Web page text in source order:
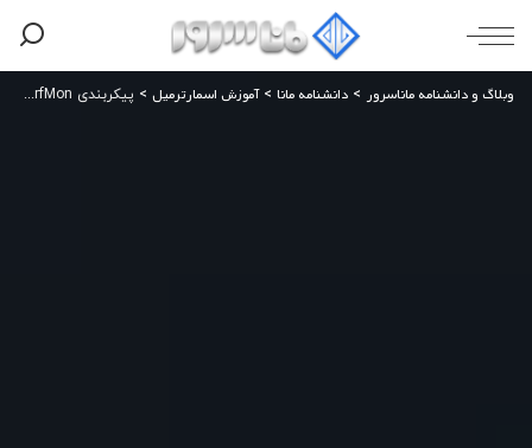
وبلاگ و دانشنامه ماناسرور > دانشنامه مانا >آموزش اسمارترمیل > پیکربندی PerfMon ویندوز برای پایش Disk I/O؛ راهنمای کامل مدیران Windows Server